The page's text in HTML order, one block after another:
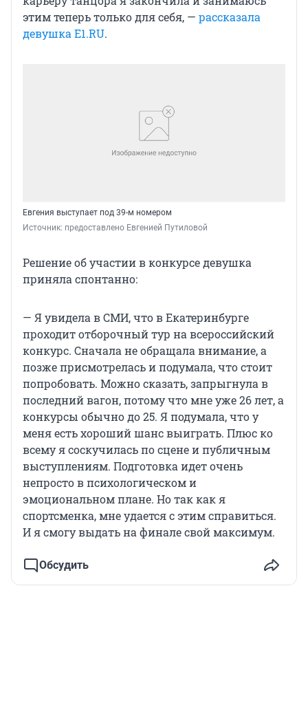
этим теперь только для себя, — рассказала
девушка E1.RU.
Евгения выступает под 39-м номером
Источник: предоставлено Евгенией Путиловой
Решение об участии в конкурсе девушка
приняла спонтанно:
— Я увидела в СМИ, что в Екатеринбурге
проходит отборочный тур на всероссийский
конкурс. Сначала не обращала внимание, а
позже присмотрелась и подумала, что стоит
попробовать. Можно сказать, запрыгнула в
последний вагон, потому что мне уже 26 лет, а
конкурсы обычно до 25. Я подумала, что у
меня есть хороший шанс выиграть. Плюс ко
всему я соскучилась по сцене и публичным
выступлениям. Подготовка идет очень
непросто в психологическом и
эмоциональном плане. Но так как я
спортсменка, мне удается с этим справиться.
И я смогу выдать на финале свой максимум.
Обсудить